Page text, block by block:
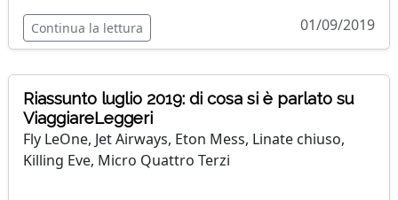
Continua la lettura 01/09/2019
Riassunto luglio 2019: di cosa si è parlato su
ViaggiareLeggeri
Fly LeOne, Jet Airways, Eton Mess, Linate chiuso,
Killing Eve, Micro Quattro Terzi